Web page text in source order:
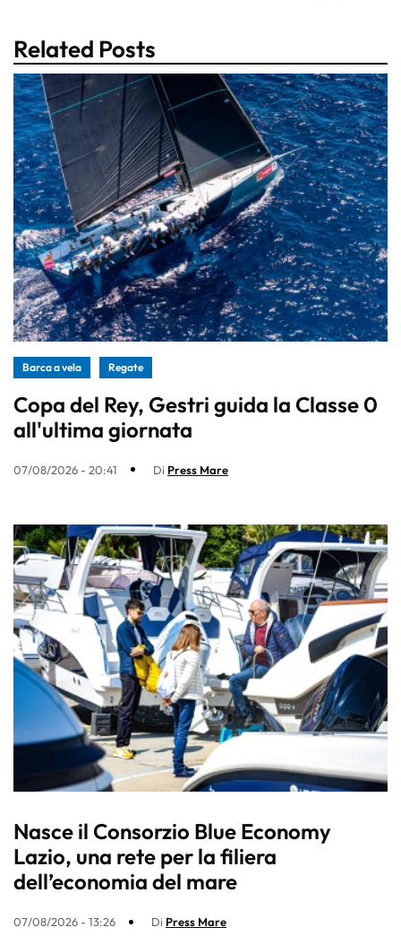
Related Posts
Barca a vela Regate
Copa del Rey, Gestri guida la Classe 0
all'ultima giornata
07/08/2026 - 20:41 Di Press Mare
Nasce il Consorzio Blue Economy
Lazio, una rete per la filiera
dell’economia del mare
07/08/2026 - 13:26 Di Press Mare